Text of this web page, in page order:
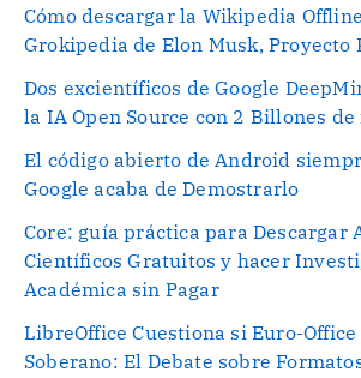
Cómo descargar la Wikipedia
Grokipedia de Elon Musk, Proyecto
Dos excientíficos de Google
la IA Open Source con 2 Billones
El código abierto de Android
Google acaba de Demostrarlo
Core: guía práctica para Descargar
Científicos Gratuitos y hacer
Académica sin Pagar
LibreOffice Cuestiona si Euro-
Soberano: El Debate sobre